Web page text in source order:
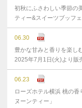
初秋にふさわしい季節の
ティー&スイーツブッフ
06.30
豊かな⽢みと⾹りを楽し
2025年7⽉1⽇(⽕)より販
06.23
ローズホテル横浜 桃の
ヌーンティー」